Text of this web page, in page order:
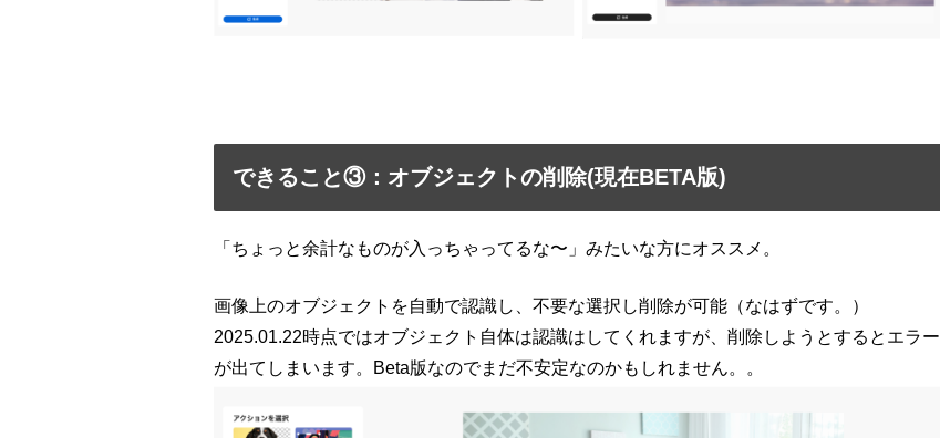
できること③：オブジェクトの削除(現在BETA版)
「ちょっと余計なものが入っちゃってるな〜」みたいな方にオススメ。
画像上のオブジェクトを自動で認識し、不要な選択し削除が可能（なはずです。）
2025.01.22時点ではオブジェクト自体は認識はしてくれますが、削除しようとするとエラー
が出てしまいます。Beta版なのでまだ不安定なのかもしれません。。